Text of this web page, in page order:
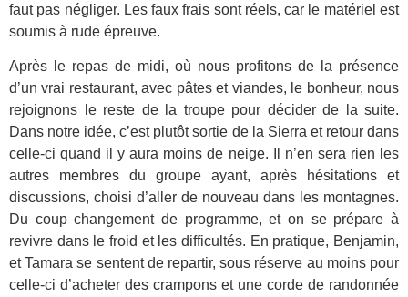
faut pas négliger. Les faux frais sont réels, car le matériel est
soumis à rude épreuve.
Après le repas de midi, où nous profitons de la présence
d’un vrai restaurant, avec pâtes et viandes, le bonheur, nous
rejoignons le reste de la troupe pour décider de la suite.
Dans notre idée, c’est plutôt sortie de la Sierra et retour dans
celle-ci quand il y aura moins de neige. Il n’en sera rien les
autres membres du groupe ayant, après hésitations et
discussions, choisi d’aller de nouveau dans les montagnes.
Du coup changement de programme, et on se prépare à
revivre dans le froid et les difficultés. En pratique, Benjamin,
et Tamara se sentent de repartir, sous réserve au moins pour
celle-ci d’acheter des crampons et une corde de randonnée